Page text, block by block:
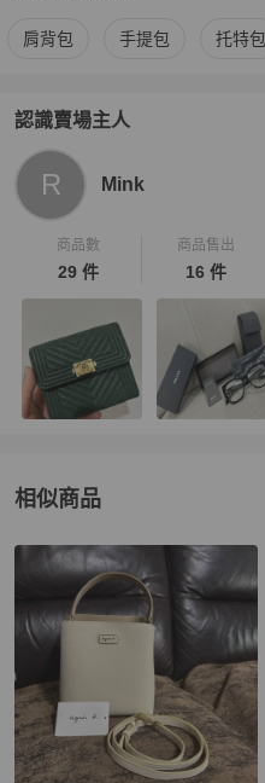
更多agnès b. 女包相似商品推薦
肩背包 手提包 托特包
認識賣場主人
PopChill 拍拍圈嚴選賣家
R Mink
商品數
29 件
商品售出
16 件
相似商品
更多相似agnès b.女包推薦精品